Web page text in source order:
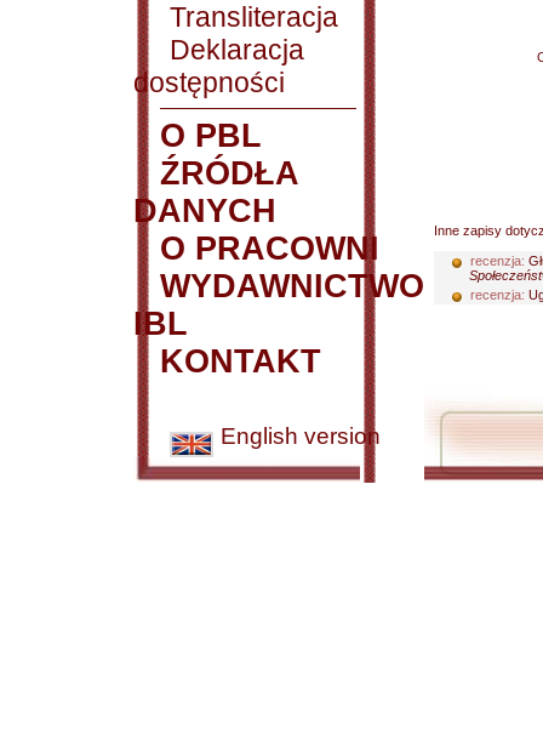
Transliteracja
Deklaracja
dostępności
O PBL
ŹRÓDŁA
DANYCH
O PRACOWNI
WYDAWNICTWO
IBL
KONTAKT
English version
Inne zapisy
recenzja:
recenzja: